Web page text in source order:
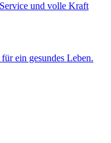
und volle Kraft
ein gesundes Leben.